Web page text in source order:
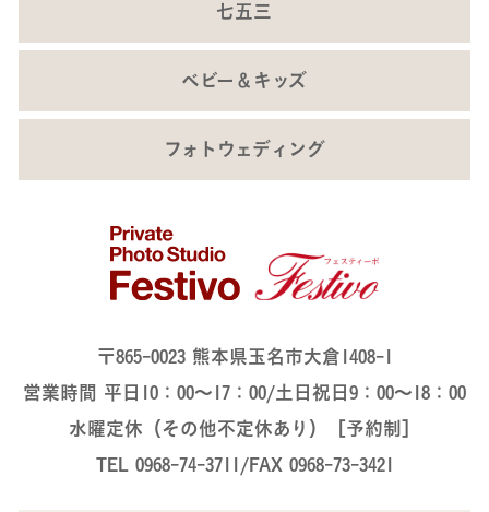
七五三
ベビー＆キッズ
フォトウェディング
〒865-0023 熊本県玉名市大倉1408-1
営業時間 平日10：00～17：00/土日祝日9：00～18：00
水曜定休（その他不定休あり）［予約制］
TEL 0968-74-3711/FAX 0968-73-3421